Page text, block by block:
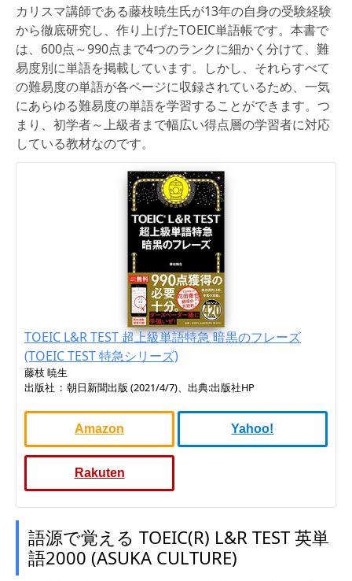
カリスマ講師である藤枝暁生氏が13年の自身の受験経験
から徹底研究し、作り上げたTOEIC単語帳です。本書で
は、600点～990点まで4つのランクに細かく分けて、難
易度別に単語を掲載しています。しかし、それらすべて
の難易度の単語が各ページに収録されているため、一気
にあらゆる難易度の単語を学習することができます。つ
まり、初学者～上級者まで幅広い得点層の学習者に対応
している教材なのです。
TOEIC L&R TEST 超上級単語特急 暗黒のフレーズ
(TOEIC TEST 特急シリーズ)
藤枝 暁生
出版社 ‏ : ‎ 朝日新聞出版 (2021/4/7)、出典:出版社HP
Amazon Yahoo!
Rakuten
語源で覚える TOEIC(R) L&R TEST 英単
語2000 (ASUKA CULTURE)